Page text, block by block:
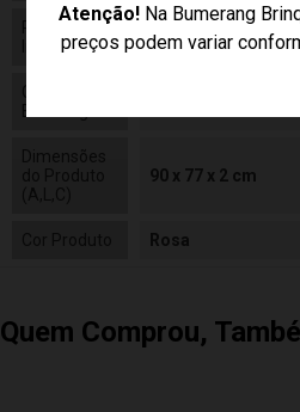
Atenção!Na Bumerang
preços podem variar
Pilhas
Inclusas
False
Conteúdo da
Embalagem
Dimensões
90 x 77 x 2 cm
Rosa
Quem Comprou,